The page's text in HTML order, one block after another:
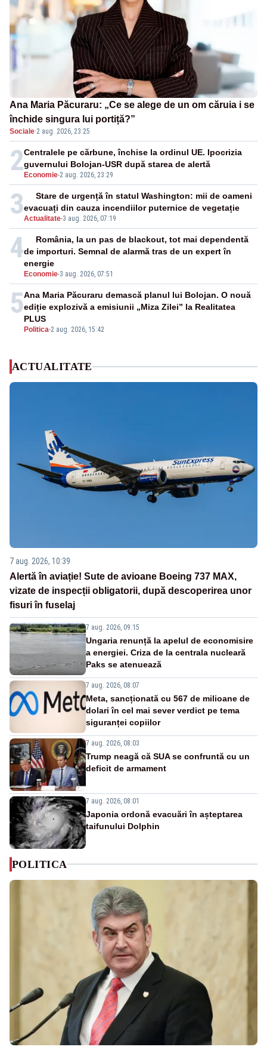
Ana Maria Păcuraru: „Ce se alege de un om căruia i se
închide singura lui portiță?”
Sociale·2 aug. 2026, 23:25
2 Economie-2 aug. 2026, 23:29
Centralele pe cărbune, închise la ordinul UE. Ipocrizia
guvernului Bolojan-USR după starea de alertă
3Actualitate-3 aug. 2026, 07:19
Stare de urgență în statul Washington: mii de oameni
evacuați din cauza incendiilor puternice de vegetație
4
Economie-3 aug. 2026, 07:51
România, la un pas de blackout, tot mai dependentă
de importuri. Semnal de alarmă tras de un expert în
energie
5
Politica-2 aug. 2026, 15:42
Ana Maria Păcuraru demască planul lui Bolojan. O nouă
ediție explozivă a emisiunii „Miza Zilei” la Realitatea
PLUS
ACTUALITATE
7 aug. 2026, 10:39
Alertă în aviație! Sute de avioane Boeing 737 MAX,
vizate de inspecții obligatorii, după descoperirea unor
fisuri în fuselaj
7 aug. 2026, 09:15
Ungaria renunță la apelul de economisire
a energiei. Criza de la centrala nucleară
Paks se atenuează
7 aug. 2026, 08:07
Meta, sancționată cu 567 de milioane de
dolari în cel mai sever verdict pe tema
siguranței copiilor
7 aug. 2026, 08:03
Trump neagă că SUA se confruntă cu un
deficit de armament
7 aug. 2026, 08:01
Japonia ordonă evacuări în așteptarea
taifunului Dolphin
POLITICA